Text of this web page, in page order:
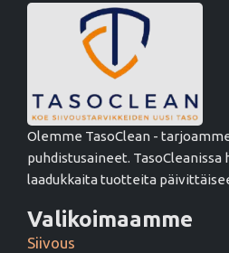
Olemme TasoClean -
puhdistusaineet.
laadukkaita tuotteita
Valikoimaamme
Siivous